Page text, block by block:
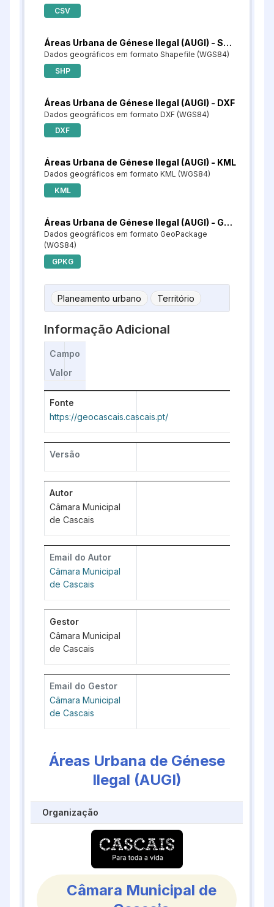
Áreas Urbana de Génese
Ilegal (AUGI)
Organização
Câmara Municipal de
CSV
Áreas Urbana de Génese Ilegal (AUGI) - Shapefile
Dados geográficos em formato Shapefile (WGS84)
SHP
Áreas Urbana de Génese Ilegal (AUGI) - DXF
Dados geográficos em formato DXF (WGS84)
DXF
Áreas Urbana de Génese Ilegal (AUGI) - KML
Dados geográficos em formato KML (WGS84)
KML
Áreas Urbana de Génese Ilegal (AUGI) - GeoPackage
Dados geográficos em formato GeoPackage
(WGS84)
GPKG
Planeamento urbano Território
Informação Adicional
Campo
Valor
Fonte
https://geocascais.cascais.pt/
Versão
Autor
Câmara Municipal
de Cascais
Email do Autor
Câmara Municipal
de Cascais
Gestor
Câmara Municipal
de Cascais
Email do Gestor
Câmara Municipal
de Cascais